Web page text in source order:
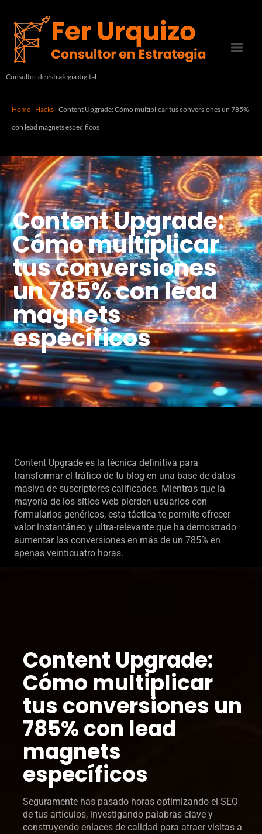
Consultor de estrategia digital
Home- Hacks-Content Upgrade: Cómo multiplicar tus conversiones un 785%
con lead magnets específicos
Content Upgrade:
Cómo multiplicar
tus conversiones
un 785% con lead
magnets
específicos
Content Upgrade es la técnica definitiva para
transformar el tráfico de tu blog en una base de datos
masiva de suscriptores calificados. Mientras que la
mayoría de los sitios web pierden usuarios con
formularios genéricos, esta táctica te permite ofrecer
valor instantáneo y ultra-relevante que ha demostrado
aumentar las conversiones en más de un 785% en
apenas veinticuatro horas.
Content Upgrade:
Cómo multiplicar
tus conversiones un
785% con lead
magnets
específicos
Seguramente has pasado horas optimizando el SEO
de tus artículos, investigando palabras clave y
construyendo enlaces de calidad para atraer visitas a